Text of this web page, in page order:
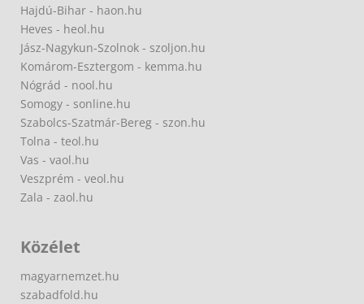
Hajdú-Bihar - haon.hu
Heves - heol.hu
Jász-Nagykun-Szolnok - szoljon.hu
Komárom-Esztergom - kemma.hu
Nógrád - nool.hu
Somogy - sonline.hu
Szabolcs-Szatmár-Bereg - szon.hu
Tolna - teol.hu
Vas - vaol.hu
Veszprém - veol.hu
Zala - zaol.hu
Közélet
magyarnemzet.hu
szabadfold.hu